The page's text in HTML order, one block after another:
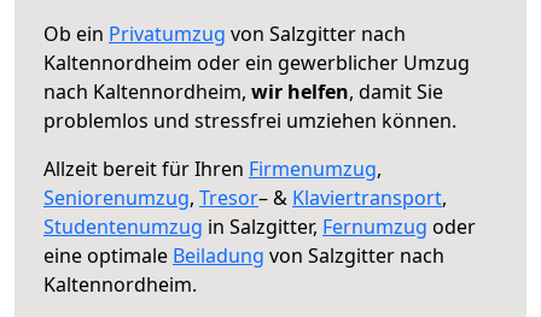
Ob ein Privatumzug von Salzgitter nach
Kaltennordheim oder ein gewerblicher Umzug
nach Kaltennordheim, wir helfen, damit Sie
problemlos und stressfrei umziehen können.
Allzeit bereit für Ihren Firmenumzug,
Seniorenumzug, Tresor– & Klaviertransport,
Studentenumzug in Salzgitter, Fernumzug oder
eine optimale Beiladung von Salzgitter nach
Kaltennordheim.